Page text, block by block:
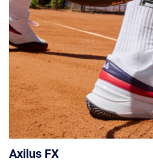
Axilus FX